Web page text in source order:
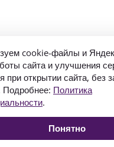
Е.А. ОГРН
781020474307
Политика
cookie-файлы и
сайта и улучшения
при открытии сайта, без
Подробнее: Политика
.
Понятно